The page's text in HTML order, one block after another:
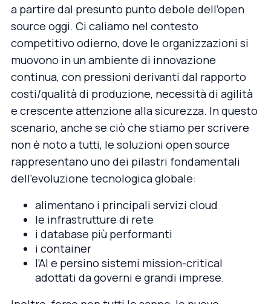
a partire dal presunto punto debole dell’open
source oggi. Ci caliamo nel contesto
competitivo odierno, dove le organizzazioni si
muovono in un ambiente di innovazione
continua, con pressioni derivanti dal rapporto
costi/qualità di produzione, necessità di agilità
e crescente attenzione alla sicurezza. In questo
scenario, anche se ciò che stiamo per scrivere
non è noto a tutti, le soluzioni open source
rappresentano uno dei pilastri fondamentali
dell’evoluzione tecnologica globale:
alimentano i principali servizi cloud
le infrastrutture di rete
i database più performanti
i container
l’AI e persino sistemi mission-critical
adottati da governi e grandi imprese.